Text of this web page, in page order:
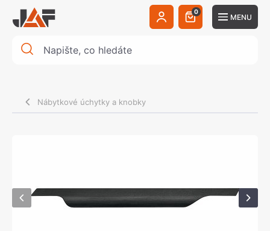
0
MENU
Nábytkové úchytky a knobky